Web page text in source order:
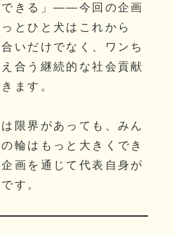
できる」——今回の企画
とひと犬はこれから
いだけでなく、ワンち
合う継続的な社会貢献
ます。
限界があっても、みん
輪はもっと大きくでき
画を通じて代表自身が
す。